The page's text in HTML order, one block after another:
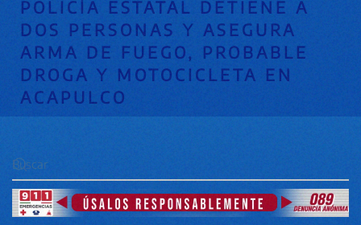
POLICÍA ESTATAL DETIENE A
DOS PERSONAS Y ASEGURA
ARMA DE FUEGO, PROBABLE
DROGA Y MOTOCICLETA EN
ACAPULCO